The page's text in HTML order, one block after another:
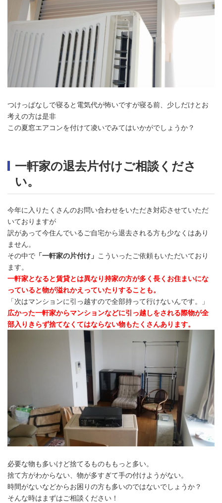
つけっぱなしで寝ると電気代が怖いですが寝る前、少しだけとお
考えの方は是非
この夏窓エアコンを付けて凌いでみてはいかがでしょうか？
一軒家の退去片付けご相談くださ
い。
今年に入りたくさんのお問い合わせをいただき対応させていただ
いておりますが
訳があって今住んでいるご自宅から退去される方も少なくはあり
ません。
その中で 「一軒家の片付け」 こういったご依頼もいただいており
ます。
一軒家となると賃貸とは異なり持家の方が多く長くお住まいにな
っていると物が溢れかえっていたりすることも。
「次はマンションに引っ越すので全部持って行けないんです。」
広かった一軒家からマンションなどに引っ越しをされる際物が全
部入りきらず捨てなくてはならない物もたくさんあります。
必要な物も多いけど捨てるものももっと多い。
捨て方がわからない、物が多すぎて手の付けようがない。
時間がないなどからお困りの方も多いのではないでしょうか？
そんな時はまずはご相談ください！